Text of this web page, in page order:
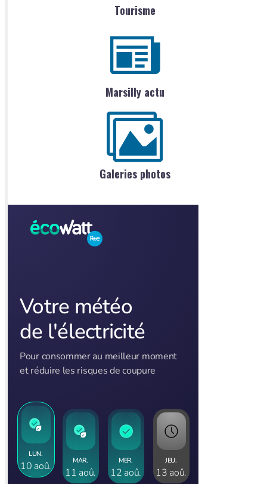
Tourisme
Marsilly actu
Galeries photos